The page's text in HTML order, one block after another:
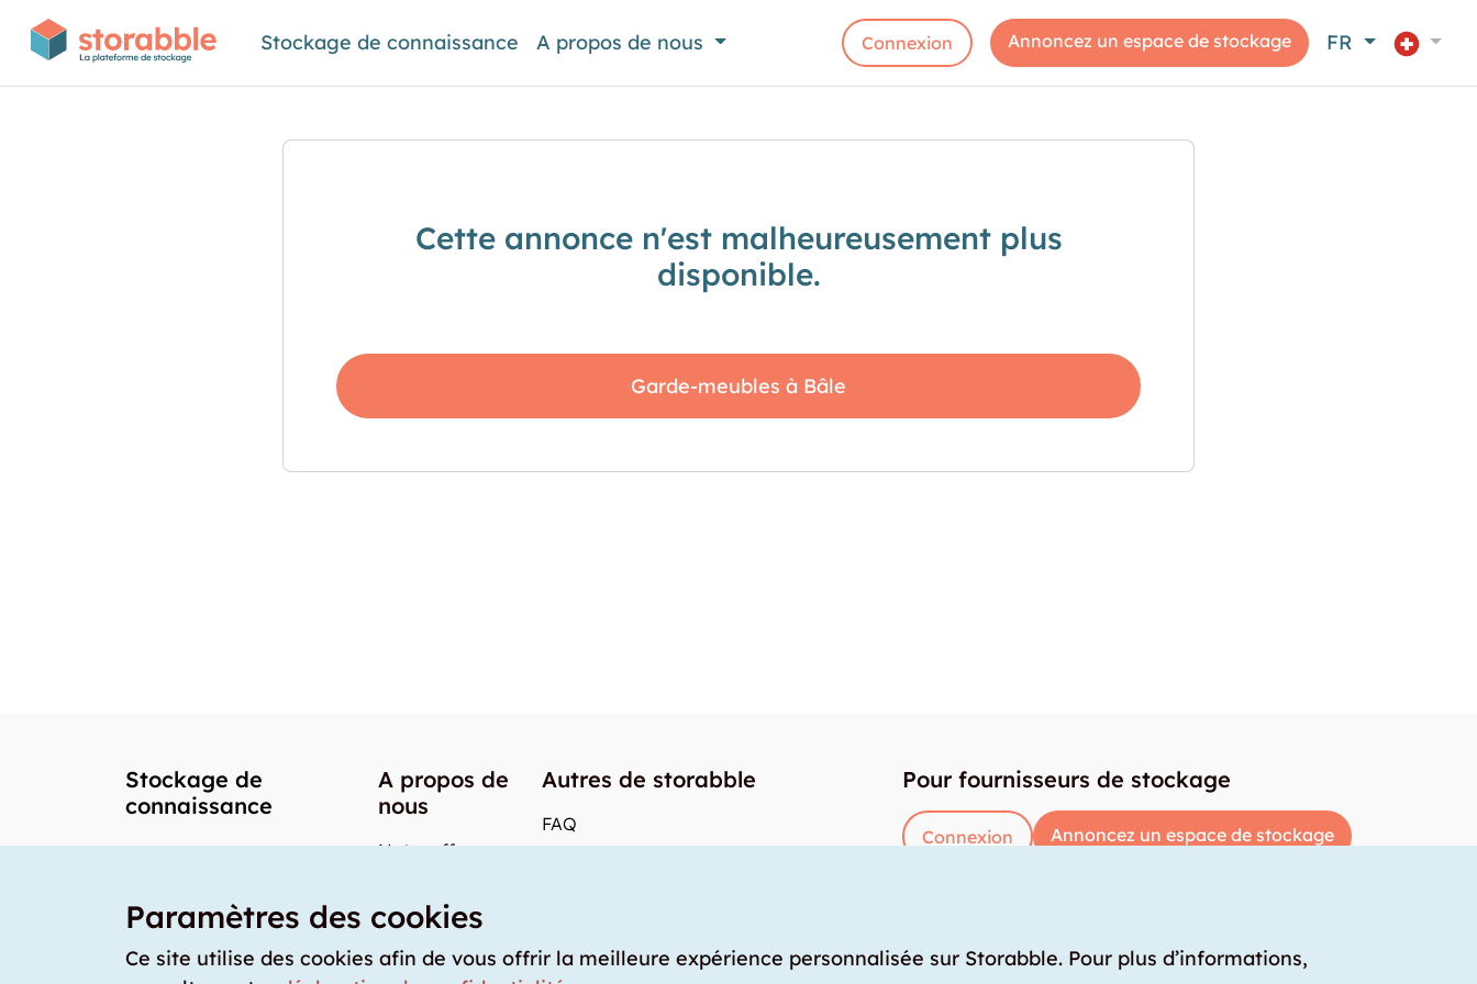
Stockage de connaissance A propos de nous Connexion Annoncez un espace de stockage FR
Cette annonce n'est malheureusement plus
disponible.
Garde-meubles à Bâle
Stockage de
connaissance
A propos de
nous
Notre offre
Notre team
Nos prix
Autres de storabble
FAQ
Quel est le tarif moyen d'un garde-meuble?
Pour fournisseurs de stockage
Connexion Annoncez un espace de stockage
Paramètres des cookies
Ce site utilise des cookies afin de vous offrir la meilleure expérience personnalisée sur Storabble. Pour plus d’informations,